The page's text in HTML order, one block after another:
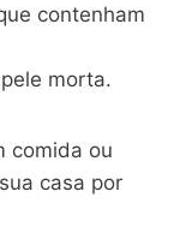
contenham
morta.
comida ou
casa por